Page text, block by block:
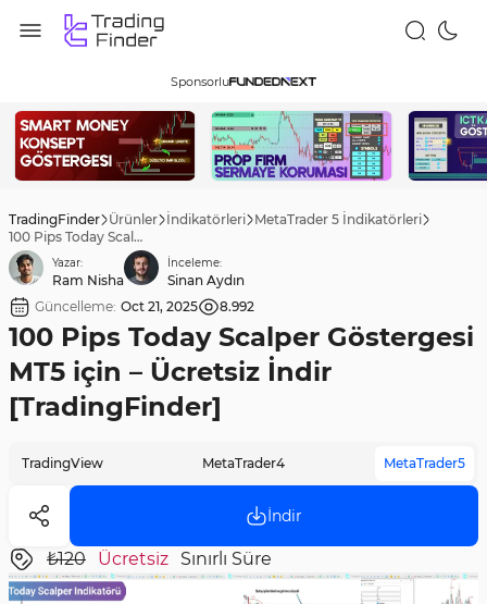
Sponsorlu
TradingFinder Ürünler İndikatörleri MetaTrader 5 İndikatörleri
100 Pips Today Scalper Göstergesi MT5 için – Ücretsiz İndir [TradingFinder]
Yazar:
Ram Nisha
İnceleme:
Sinan Aydın
Güncelleme: Oct 21, 2025 8.992
100 Pips Today Scalper Göstergesi
MT5 için – Ücretsiz İndir
[TradingFinder]
TradingView MetaTrader4 MetaTrader5
İndir
₺120 Ücretsiz Sınırlı Süre